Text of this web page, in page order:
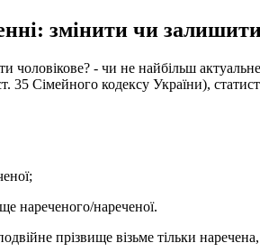
змінити чи
чоловікове? - чи не найбільш
35 Сімейного кодексу України),
нареченого/нареченої.
прізвище візьме тільки